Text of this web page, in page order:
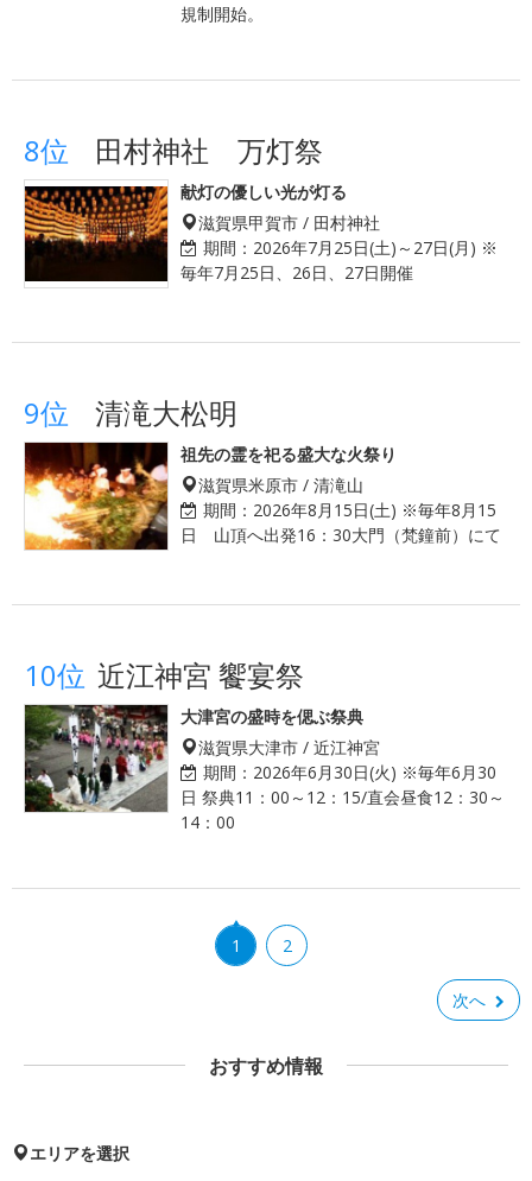
規制開始。
8位 田村神社 万灯祭
献灯の優しい光が灯る
滋賀県甲賀市 / 田村神社
期間： 2026年7月25日(土)～27日(月) ※
毎年7月25日、26日、27日開催
9位 清滝大松明
祖先の霊を祀る盛大な火祭り
滋賀県米原市 / 清滝山
期間： 2026年8月15日(土) ※毎年8月15
日 山頂へ出発16：30大門（梵鐘前）にて
10位 近江神宮 饗宴祭
大津宮の盛時を偲ぶ祭典
滋賀県大津市 / 近江神宮
期間： 2026年6月30日(火) ※毎年6月30
日 祭典11：00～12：15/直会昼食12：30～
14：00
1 2
次へ
おすすめ情報
エリアを選択